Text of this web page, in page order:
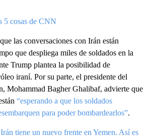
5 cosas de CNN
las conversaciones con Irán están
que despliega miles de soldados en la
Trump plantea la posibilidad de
iraní. Por su parte, el presidente del
Mohammad Bagher Ghalibaf, advierte que
“esperando a que los soldados
para poder bombardearlos”.
tiene un nuevo frente en Yemen. Así es